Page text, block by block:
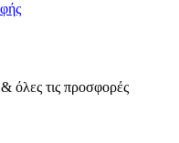
όλες τις προσφορές